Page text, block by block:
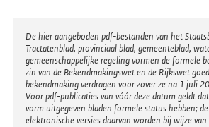
Disclaimer
De hier aangeboden pdf-bestanden van het
Tractatenblad, provinciaal blad, gemeenteblad,
gemeenschappelijke regeling vormen de formele
zin van de Bekendmakingswet en de Rijkswet
bekendmaking verdragen voor zover ze na 1 juli
Voor pdf-publicaties van vóór deze datum geldt
vorm uitgegeven bladen formele status hebben;
elektronische versies daarvan worden bij wijze van